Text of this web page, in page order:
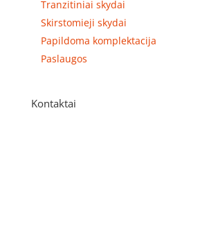
Tranzitiniai skydai
Skirstomieji skydai
Papildoma komplektacija
Paslaugos
Kontaktai